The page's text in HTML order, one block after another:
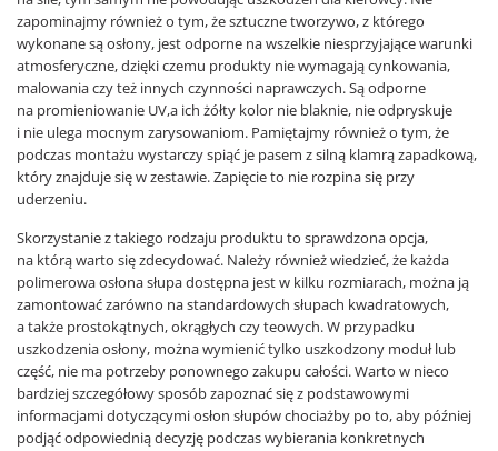
zapominajmy również o tym, że sztuczne tworzywo, z którego
wykonane są osłony, jest odporne na wszelkie niesprzyjające warunki
atmosferyczne, dzięki czemu produkty nie wymagają cynkowania,
malowania czy też innych czynności naprawczych. Są odporne
na promieniowanie UV,a ich żółty kolor nie blaknie, nie odpryskuje
i nie ulega mocnym zarysowaniom. Pamiętajmy również o tym, że
podczas montażu wystarczy spiąć je pasem z silną klamrą zapadkową,
który znajduje się w zestawie. Zapięcie to nie rozpina się przy
uderzeniu.
Skorzystanie z takiego rodzaju produktu to sprawdzona opcja,
na którą warto się zdecydować. Należy również wiedzieć, że każda
polimerowa osłona słupa dostępna jest w kilku rozmiarach, można ją
zamontować zarówno na standardowych słupach kwadratowych,
a także prostokątnych, okrągłych czy teowych. W przypadku
uszkodzenia osłony, można wymienić tylko uszkodzony moduł lub
część, nie ma potrzeby ponownego zakupu całości. Warto w nieco
bardziej szczegółowy sposób zapoznać się z podstawowymi
informacjami dotyczącymi osłon słupów chociażby po to, aby później
podjąć odpowiednią decyzję podczas wybierania konkretnych